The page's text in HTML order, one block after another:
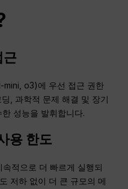
근
mini, o3)에 우선 접근 권한
, 과학적 문제 해결 및 장기
성능을 발휘합니다.
용 한도
적으로 더 빠르게 실행되
저하 없이 더 큰 규모의 메